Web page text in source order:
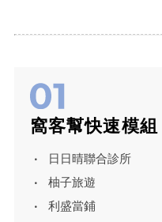
窩客幫快速模組
日日晴聯合診所
柚子旅遊
利盛當鋪